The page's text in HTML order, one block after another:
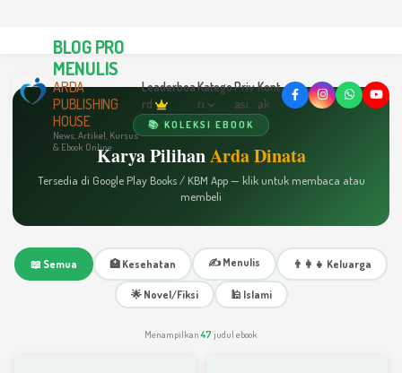
BLOG PRO
MENULIS
ARDA
PUBLISHING
HOUSE
News, Artikel, Kursus
& Ebook Online
Leaderboa
rd
Katego
ri
Priv
asi
Kont
ak
📚 KOLEKSI EBOOK
Karya PilihanArda Dinata
Tersedia di Google Play Books / KBM App — klik untuk membaca atau
membeli
📖 Semua 🏥 Kesehatan ✍️ Menulis 👨‍👩‍👧 Keluarga
🌟 Novel/Fiksi 🕌 Islami
Menampilkan47 judul ebook